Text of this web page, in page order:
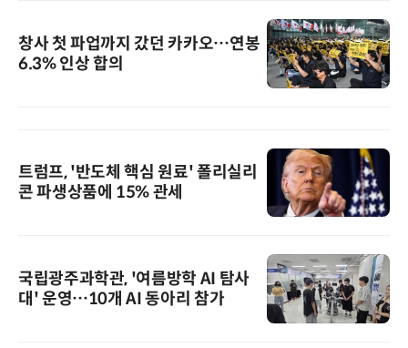
창사 첫 파업까지 갔던 카카오…연봉
6.3% 인상 합의
트럼프, '반도체 핵심 원료' 폴리실리
콘 파생상품에 15% 관세
국립광주과학관, '여름방학 AI 탐사
대' 운영…10개 AI 동아리 참가